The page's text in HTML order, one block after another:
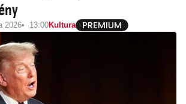
2026 13:00Kultura